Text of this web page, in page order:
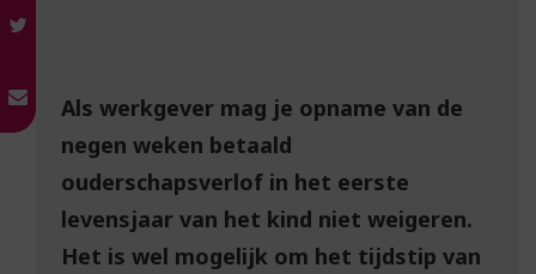
Als werkgever mag je opname van de
negen weken betaald
ouderschapsverlof in het eerste
levensjaar van het kind niet weigeren.
Het is wel mogelijk om het tijdstip van